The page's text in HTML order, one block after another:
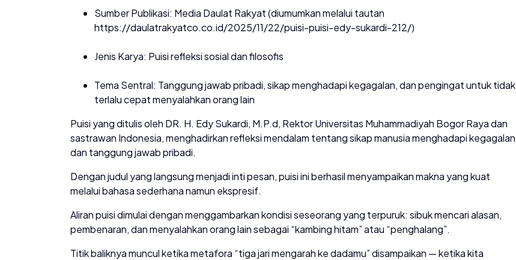
Sumber Publikasi: Media Daulat Rakyat (diumumkan melalui tautan
https://daulatrakyatco.co.id/2025/11/22/puisi-puisi-edy-sukardi-212/)
Jenis Karya: Puisi refleksi sosial dan filosofis
Tema Sentral: Tanggung jawab pribadi, sikap menghadapi kegagalan, dan pengingat untuk tidak
terlalu cepat menyalahkan orang lain
Puisi yang ditulis oleh DR. H. Edy Sukardi, M.P.d, Rektor Universitas Muhammadiyah Bogor Raya dan
sastrawan Indonesia, menghadirkan refleksi mendalam tentang sikap manusia menghadapi kegagalan
dan tanggung jawab pribadi.
Dengan judul yang langsung menjadi inti pesan, puisi ini berhasil menyampaikan makna yang kuat
melalui bahasa sederhana namun ekspresif.
Aliran puisi dimulai dengan menggambarkan kondisi seseorang yang terpuruk: sibuk mencari alasan,
pembenaran, dan menyalahkan orang lain sebagai “kambing hitam” atau “penghalang”.
Titik baliknya muncul ketika metafora “tiga jari mengarah ke dadamu” disampaikan — ketika kita